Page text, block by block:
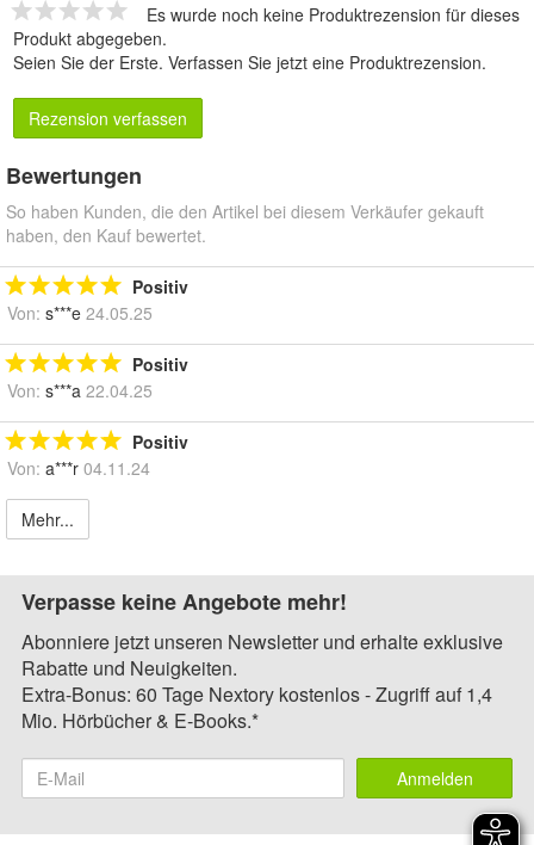
Es wurde noch keine Produktrezension für dieses
Produkt abgegeben.
Seien Sie der Erste. Verfassen Sie jetzt eine Produktrezension.
Rezension verfassen
Bewertungen
So haben Kunden, die den Artikel bei diesem Verkäufer gekauft
haben, den Kauf bewertet.
Positiv
Von: s***e 24.05.25
Positiv
Von: s***a 22.04.25
Positiv
Von: a***r 04.11.24
Mehr...
Verpasse keine Angebote mehr!
Abonniere jetzt unseren Newsletter und erhalte exklusive
Rabatte und Neuigkeiten.
Extra-Bonus: 60 Tage Nextory kostenlos - Zugriff auf 1,4
Mio. Hörbücher & E-Books.*
Anmelden